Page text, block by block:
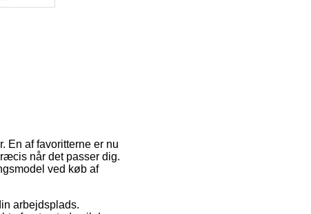
En af favoritterne er nu
når det passer dig.
ved køb af
arbejdsplads.